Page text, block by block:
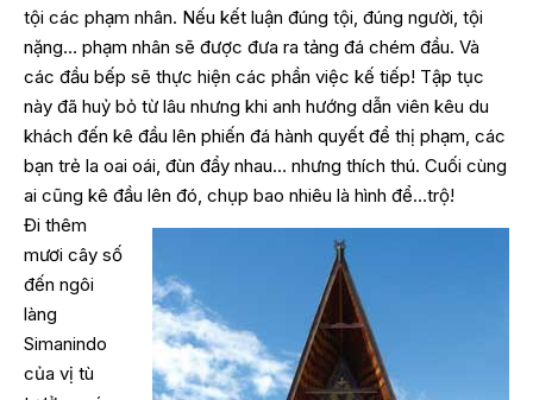
tội các phạm nhân. Nếu kết luận đúng tội, đúng người, tội
nặng… phạm nhân sẽ được đưa ra tảng đá chém đầu. Và
các đầu bếp sẽ thực hiện các phần việc kế tiếp! Tập tục
này đã huỷ bỏ từ lâu nhưng khi anh hướng dẫn viên kêu du
khách đến kê đầu lên phiến đá hành quyết để thị phạm, các
bạn trẻ la oai oái, đùn đẩy nhau… nhưng thích thú. Cuối cùng
ai cũng kê đầu lên đó, chụp bao nhiêu là hình để…trộ!
Đi thêm
mươi cây số
đến ngôi
làng
Simanindo
của vị tù